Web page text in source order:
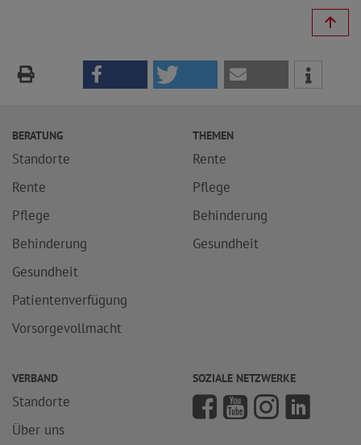
BERATUNG
Standorte
Rente
Pflege
Behinderung
Gesundheit
Patientenverfügung
Vorsorgevollmacht
THEMEN
Rente
Pflege
Behinderung
Gesundheit
VERBAND
Standorte
Über uns
SOZIALE NETZWERKE